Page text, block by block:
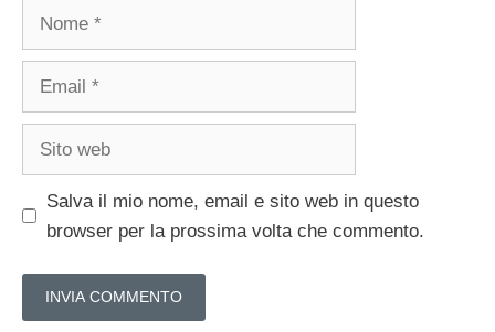
Salva il mio nome, email e sito web in questo
browser per la prossima volta che commento.